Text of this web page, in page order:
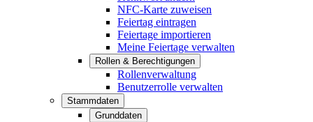
NFC-Karte zuweisen
Feiertag eintragen
Feiertage importieren
Meine Feiertage verwalten
Rollen & Berechtigungen
Rollenverwaltung
Benutzerrolle verwalten
Stammdaten
Grunddaten